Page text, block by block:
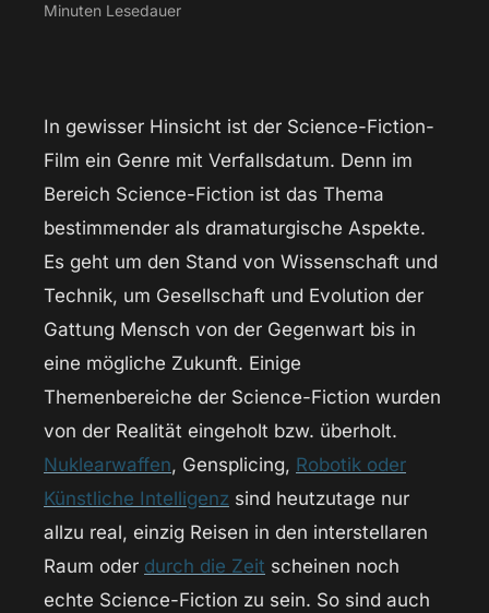
Minuten Lesedauer
In gewisser Hinsicht ist der Science-Fiction-
Film ein Genre mit Verfallsdatum. Denn im
Bereich Science-Fiction ist das Thema
bestimmender als dramaturgische Aspekte.
Es geht um den Stand von Wissenschaft und
Technik, um Gesellschaft und Evolution der
Gattung Mensch von der Gegenwart bis in
eine mögliche Zukunft. Einige
Themenbereiche der Science-Fiction wurden
von der Realität eingeholt bzw. überholt.
Nuklearwaffen, Gensplicing, Robotik oder
Künstliche Intelligenz sind heutzutage nur
allzu real, einzig Reisen in den interstellaren
Raum oder durch die Zeit scheinen noch
echte Science-Fiction zu sein. So sind auch